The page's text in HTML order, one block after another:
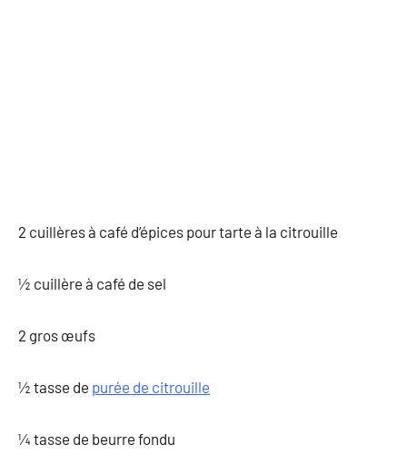
2 cuillères à café d’épices pour tarte à la citrouille
½ cuillère à café de sel
2 gros œufs
½ tasse de purée de citrouille
¼ tasse de beurre fondu